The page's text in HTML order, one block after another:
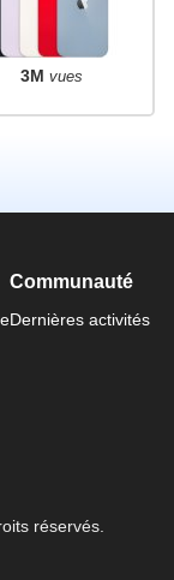
3M vues
Communauté
Dernières activités
réservés.